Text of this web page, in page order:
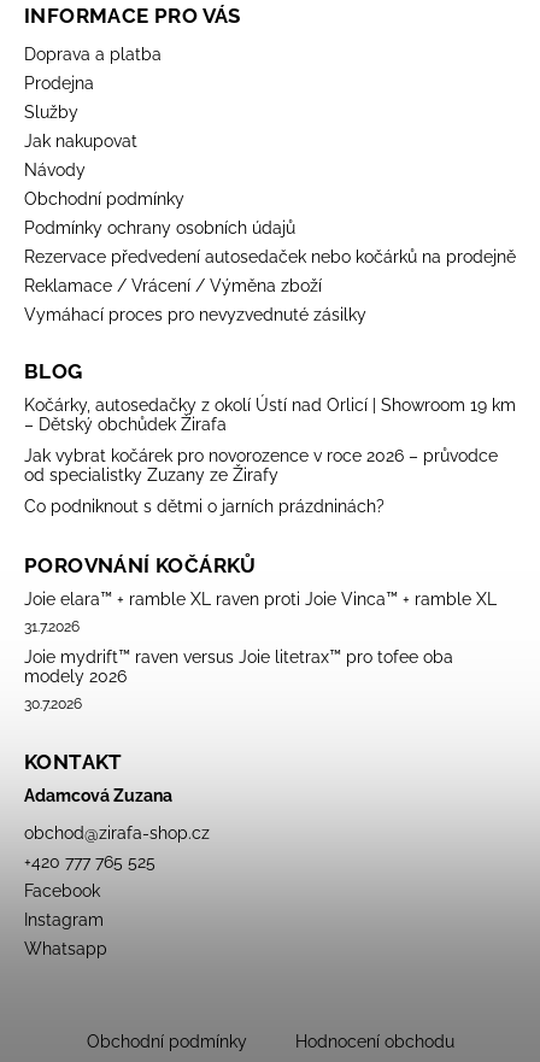
INFORMACE PRO VÁS
Doprava a platba
Prodejna
Služby
Jak nakupovat
Návody
Obchodní podmínky
Podmínky ochrany osobních údajů
Rezervace předvedení autosedaček nebo kočárků na prodejně
Reklamace / Vrácení / Výměna zboží
Vymáhací proces pro nevyzvednuté zásilky
BLOG
Kočárky, autosedačky z okolí Ústí nad Orlicí | Showroom 19 km
– Dětský obchůdek Žirafa
Jak vybrat kočárek pro novorozence v roce 2026 – průvodce
od specialistky Zuzany ze Žirafy
Co podniknout s dětmi o jarních prázdninách?
POROVNÁNÍ KOČÁRKŮ
Joie elara™ + ramble XL raven proti Joie Vinca™ + ramble XL
31.7.2026
Joie mydrift™ raven versus Joie litetrax™ pro tofee oba
modely 2026
30.7.2026
KONTAKT
Adamcová Zuzana
obchod@zirafa-shop.cz
+420 777 765 525
Facebook
Instagram
Whatsapp
Obchodní podmínky Hodnocení obchodu